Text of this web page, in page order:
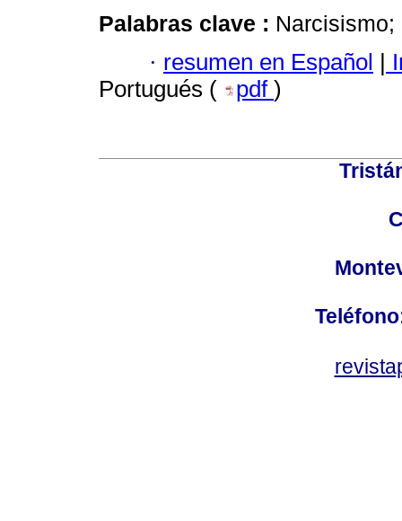
Palabras clave :
· resumen en Español |
Portugués (
pdf )